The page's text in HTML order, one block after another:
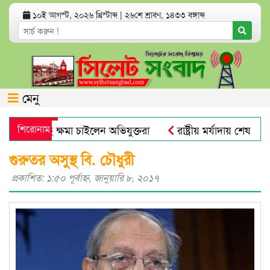
১০ই আগস্ট, ২০২৬ খ্রিস্টাব্দ | ২৬শে শ্রাবণ, ১৪৩৩ বঙ্গাব্দ
মেনু
শিরোনাম
কাছে ক্ষমা চাইলেন অভিযুক্তরা
রাষ্ট্রীয় মর্যাদায় শেষ
হলো নতুন নম্বর
সিলেট মহানগর বিএনপির সভাপতি
গুরুতর অসুস্থ বি. চৌধুরী
প্রকাশিত: ১:৫০ পূর্বাহ্ণ, জানুয়ারি ৮, ২০১৭